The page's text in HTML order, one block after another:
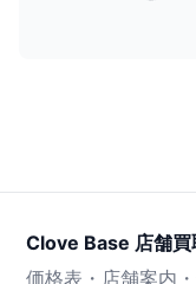
Clove Base 店舗買
価格表・店舗案内